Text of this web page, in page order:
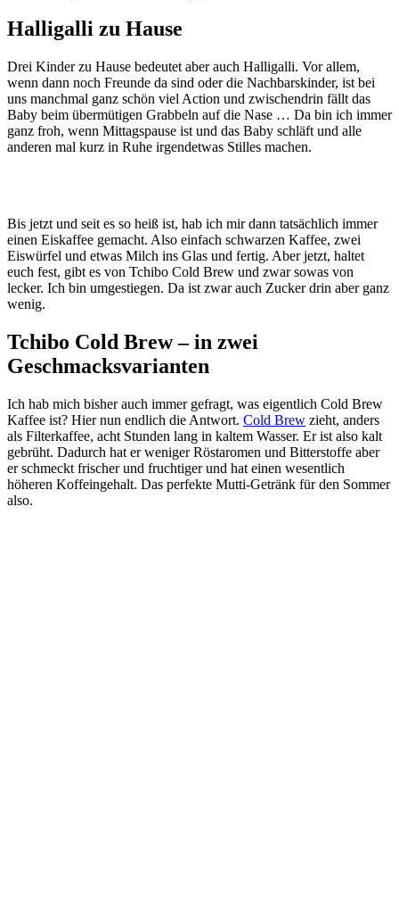
Halligalli zu Hause
Drei Kinder zu Hause bedeutet aber auch Halligalli. Vor allem,
wenn dann noch Freunde da sind oder die Nachbarskinder, ist bei
uns manchmal ganz schön viel Action und zwischendrin fällt das
Baby beim übermütigen Grabbeln auf die Nase … Da bin ich immer
ganz froh, wenn Mittagspause ist und das Baby schläft und alle
anderen mal kurz in Ruhe irgendetwas Stilles machen.
Bis jetzt und seit es so heiß ist, hab ich mir dann tatsächlich immer
einen Eiskaffee gemacht. Also einfach schwarzen Kaffee, zwei
Eiswürfel und etwas Milch ins Glas und fertig. Aber jetzt, haltet
euch fest, gibt es von Tchibo Cold Brew und zwar sowas von
lecker. Ich bin umgestiegen. Da ist zwar auch Zucker drin aber ganz
wenig.
Tchibo Cold Brew – in zwei
Geschmacksvarianten
Ich hab mich bisher auch immer gefragt, was eigentlich Cold Brew
Kaffee ist? Hier nun endlich die Antwort. Cold Brew zieht, anders
als Filterkaffee, acht Stunden lang in kaltem Wasser. Er ist also kalt
gebrüht. Dadurch hat er weniger Röstaromen und Bitterstoffe aber
er schmeckt frischer und fruchtiger und hat einen wesentlich
höheren Koffeingehalt. Das perfekte Mutti-Getränk für den Sommer
also.